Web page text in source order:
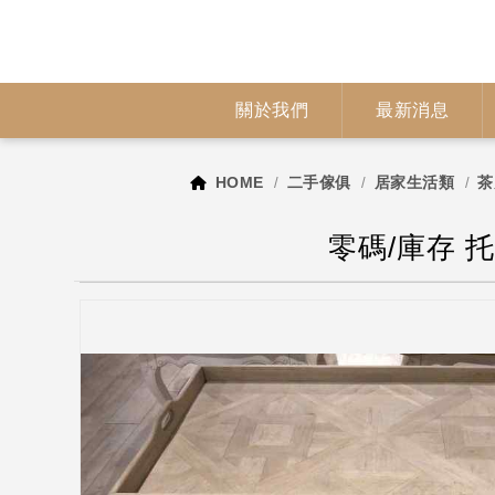
關於我們 最新消息
HOME 二手傢俱 居家生活類
零碼/庫存